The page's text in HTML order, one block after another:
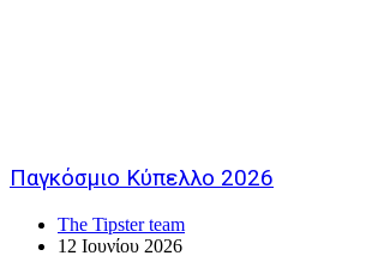
Παγκόσμιο Κύπελλο 2026
The Tipster team
12 Ιουνίου 2026